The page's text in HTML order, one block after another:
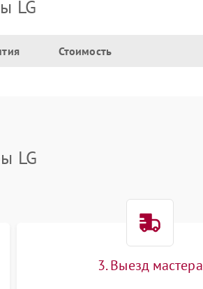
LG
Стоимость
LG
3. Выезд мастера